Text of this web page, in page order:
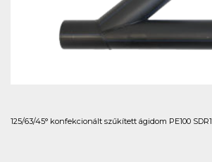
125/63/45° konfekcionált szűkített ágidom PE100